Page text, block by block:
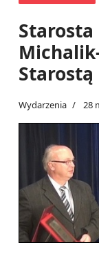
Starosta
Wydarzenia 28